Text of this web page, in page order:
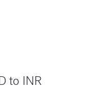
to INR